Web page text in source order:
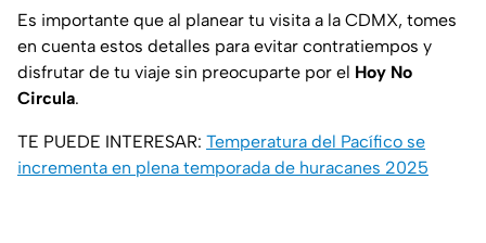
Es importante que al planear tu visita a la CDMX, tomes
en cuenta estos detalles para evitar contratiempos y
disfrutar de tu viaje sin preocuparte por el Hoy No
Circula.
TE PUEDE INTERESAR: Temperatura del Pacífico se
incrementa en plena temporada de huracanes 2025